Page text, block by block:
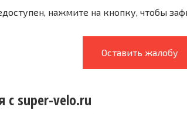
нажмите на кнопку, чтобы
Оставить жалобу
с super-velo.ru